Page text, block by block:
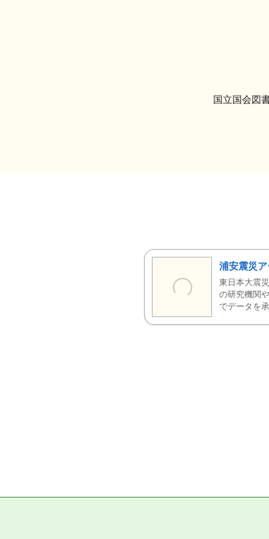
国立国会図
浦安震災ア
東日本大震
の研究機関
でデータを